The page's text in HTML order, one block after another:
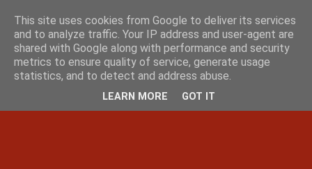
This site uses cookies from Google to deliver its services
and to analyze traffic. Your IP address and user-agent are
shared with Google along with performance and security
metrics to ensure quality of service, generate usage
statistics, and to detect and address abuse.
LEARN MORE GOT IT